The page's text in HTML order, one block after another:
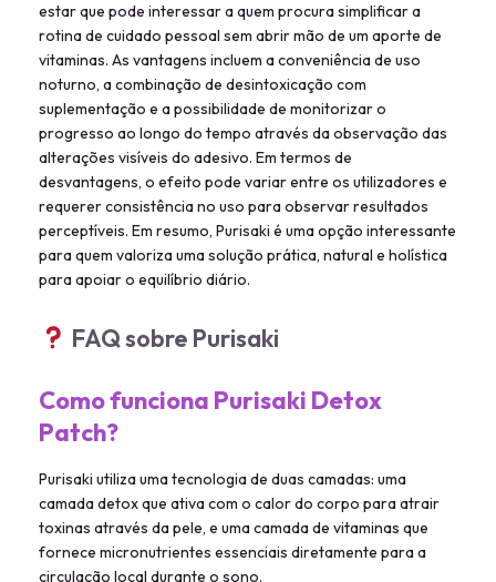
estar que pode interessar a quem procura simplificar a
rotina de cuidado pessoal sem abrir mão de um aporte de
vitaminas. As vantagens incluem a conveniência de uso
noturno, a combinação de desintoxicação com
suplementação e a possibilidade de monitorizar o
progresso ao longo do tempo através da observação das
alterações visíveis do adesivo. Em termos de
desvantagens, o efeito pode variar entre os utilizadores e
requerer consistência no uso para observar resultados
perceptíveis. Em resumo, Purisaki é uma opção interessante
para quem valoriza uma solução prática, natural e holística
para apoiar o equilíbrio diário.
FAQ sobre Purisaki
Como funciona Purisaki Detox
Patch?
Purisaki utiliza uma tecnologia de duas camadas: uma
camada detox que ativa com o calor do corpo para atrair
toxinas através da pele, e uma camada de vitaminas que
fornece micronutrientes essenciais diretamente para a
circulação local durante o sono.